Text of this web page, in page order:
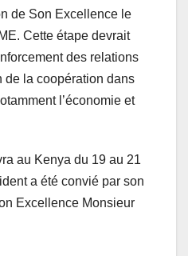
de Son Excellence le
Cette étape devrait
des relations
de la coopération dans
l’économie et
au Kenya du 19 au 21
a été convié par son
Excellence Monsieur